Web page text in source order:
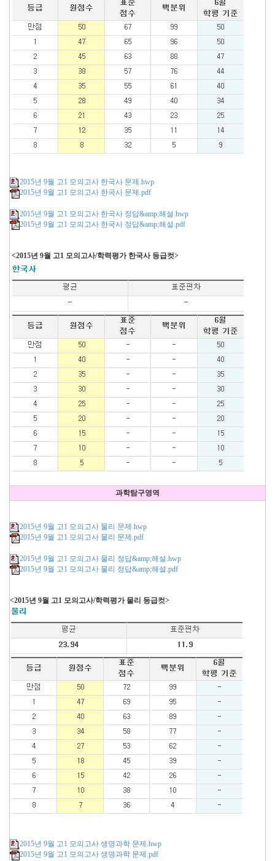
2015년 9월 고1 모의고사 한국사 문제.hwp
2015년 9월 고1 모의고사 한국사 문제.pdf
2015년 9월 고1 모의고사 한국사 정답&amp;해설.hwp
2015년 9월 고1 모의고사 한국사 정답&amp;해설.pdf
<2015년 9월 고1 모의고사/학력평가 한국사 등급컷>
과학탐구영역
2015년 9월 고1 모의고사 물리 문제.hwp
2015년 9월 고1 모의고사 물리 문제.pdf
2015년 9월 고1 모의고사 물리 정답&amp;해설.hwp
2015년 9월 고1 모의고사 물리 정답&amp;해설.pdf
<2015년 9월 고1 모의고사/학력평가 물리 등급컷>
2015년 9월 고1 모의고사 생명과학 문제.hwp
2015년 9월 고1 모의고사 생명과학 문제.pdf